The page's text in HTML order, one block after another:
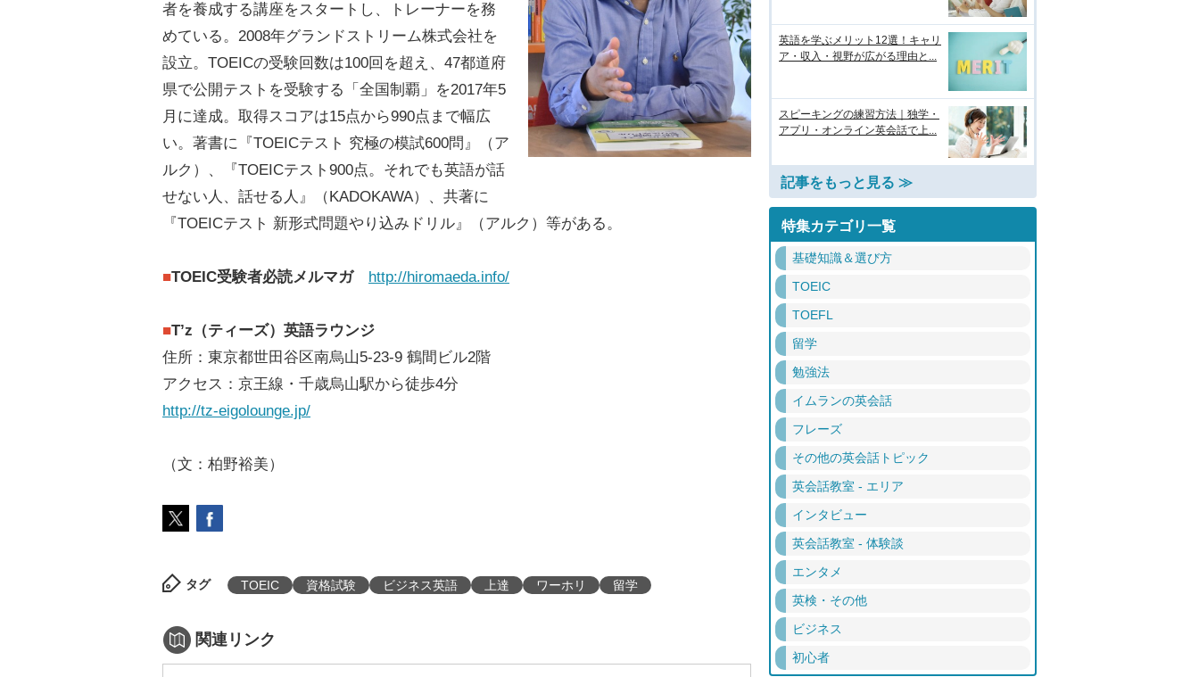
者を養成する講座をスタートし、トレーナーを務
めている。2008年グランドストリーム株式会社を
設立。TOEICの受験回数は100回を超え、47都道府
県で公開テストを受験する「全国制覇」を2017年5
月に達成。取得スコアは15点から990点まで幅広
い。著書に『TOEICテスト 究極の模試600問』（ア
ルク）、『TOEICテスト900点。それでも英語が話
せない人、話せる人』（KADOKAWA）、共著に
『TOEICテスト 新形式問題やり込みドリル』（アルク）等がある。
■TOEIC受験者必読メルマガ http://hiromaeda.info/
■T’z（ティーズ）英語ラウンジ
住所：東京都世田谷区南烏山5-23-9 鶴間ビル2階
アクセス：京王線・千歳烏山駅から徒歩4分
http://tz-eigolounge.jp/
（文：柏野裕美）
タグ TOEIC 資格試験 ビジネス英語 上達 ワーホリ 留学
関連リンク
英語を学ぶメリット12選！キャリ
ア・収入・視野が広がる理由と...
スピーキングの練習方法｜独学・
アプリ・オンライン英会話で上...
記事をもっと見る ≫
特集カテゴリ一覧
基礎知識＆選び方
TOEIC
TOEFL
留学
勉強法
イムランの英会話
フレーズ
その他の英会話トピック
英会話教室 - エリア
インタビュー
英会話教室 - 体験談
エンタメ
英検・その他
ビジネス
初心者